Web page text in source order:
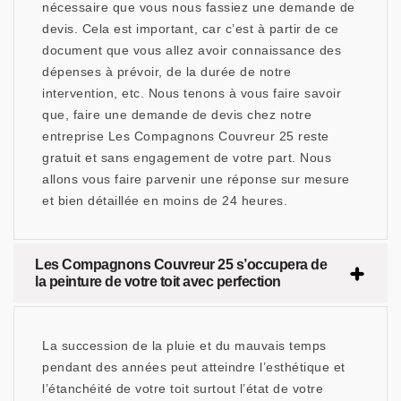
nécessaire que vous nous fassiez une demande de
devis. Cela est important, car c’est à partir de ce
document que vous allez avoir connaissance des
dépenses à prévoir, de la durée de notre
intervention, etc. Nous tenons à vous faire savoir
que, faire une demande de devis chez notre
entreprise Les Compagnons Couvreur 25 reste
gratuit et sans engagement de votre part. Nous
allons vous faire parvenir une réponse sur mesure
et bien détaillée en moins de 24 heures.
Les Compagnons Couvreur 25 s’occupera de
la peinture de votre toit avec perfection
La succession de la pluie et du mauvais temps
pendant des années peut atteindre l’esthétique et
l’étanchéité de votre toit surtout l’état de votre